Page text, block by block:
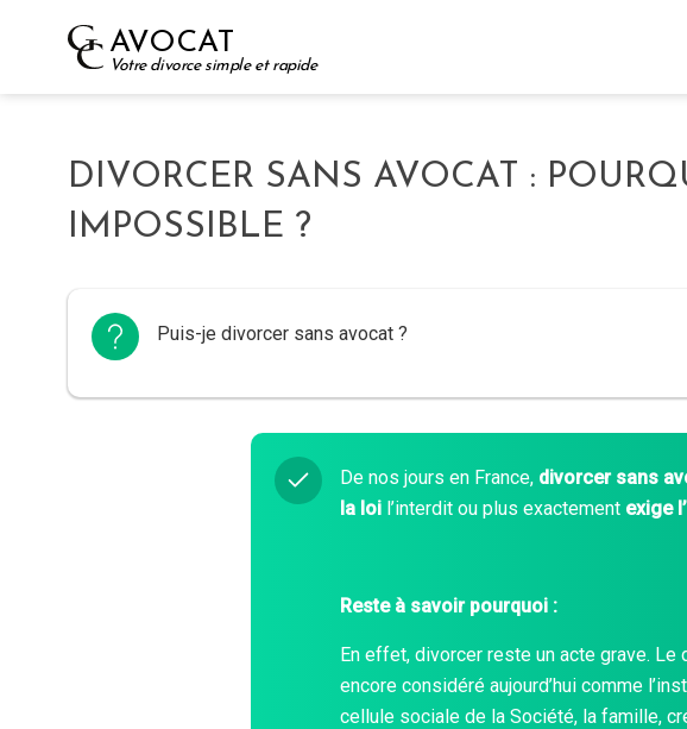
AVOCAT
Votre divorce simple et rapide
DIVORCER SANS AVOCAT :
IMPOSSIBLE ?
Puis-je divorcer sans avocat ?
De nos jours en France, divorcer sans
la loi l’interdit ou plus exactement exige
Reste à savoir pourquoi :
En effet, divorcer reste un acte grave. Le
encore considéré aujourd’hui comme
cellule sociale de la Société, la famille,